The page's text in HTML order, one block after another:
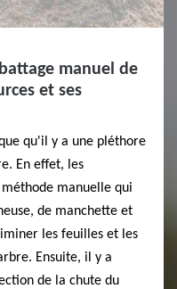
manuel de
et ses
qu'il y a une pléthore
En effet, les
manuelle qui
de manchette et
les feuilles et les
Ensuite, il y a
de la chute du